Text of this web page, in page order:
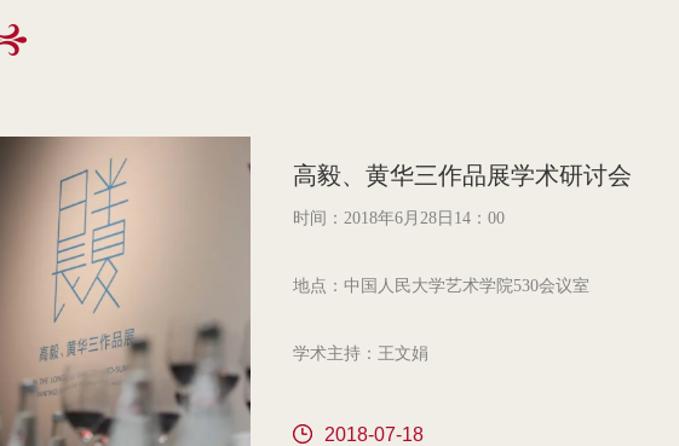
高毅、黄华三作品展学术研讨会
时间：2018年6月28日14：00
地点：中国人民大学艺术学院530会议室
学术主持：王文娟
参会学者：王镛、尚辉、张敢、夏可君、于洋、马
2018-07-18